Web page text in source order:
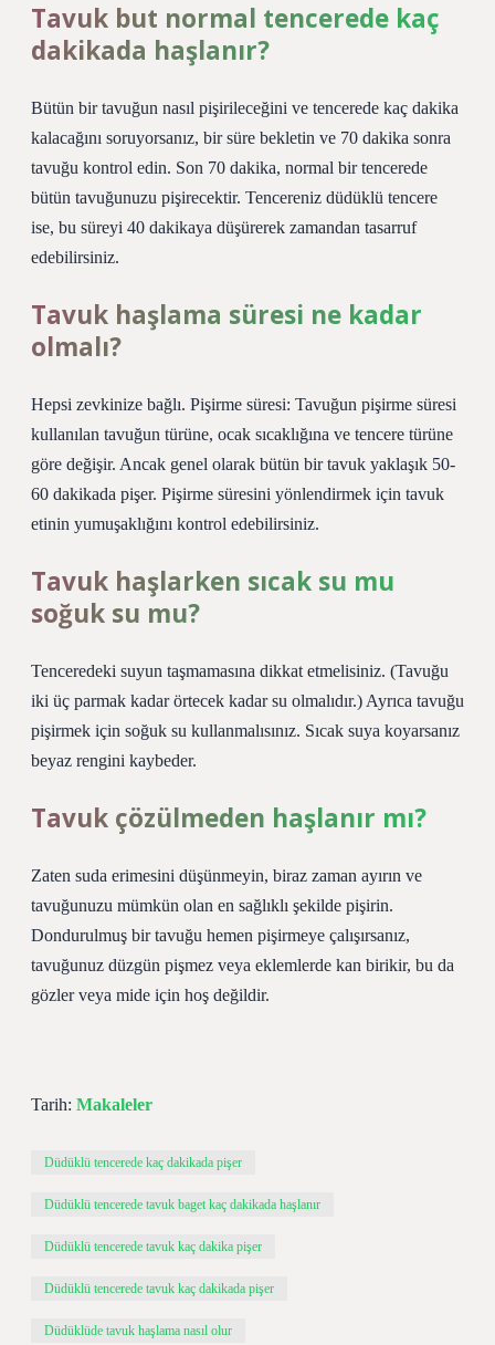
Tavuk but normal tencerede kaç
dakikada haşlanır?
Bütün bir tavuğun nasıl pişirileceğini ve tencerede kaç dakika
kalacağını soruyorsanız, bir süre bekletin ve 70 dakika sonra
tavuğu kontrol edin. Son 70 dakika, normal bir tencerede
bütün tavuğunuzu pişirecektir. Tencereniz düdüklü tencere
ise, bu süreyi 40 dakikaya düşürerek zamandan tasarruf
edebilirsiniz.
Tavuk haşlama süresi ne kadar
olmalı?
Hepsi zevkinize bağlı. Pişirme süresi: Tavuğun pişirme süresi
kullanılan tavuğun türüne, ocak sıcaklığına ve tencere türüne
göre değişir. Ancak genel olarak bütün bir tavuk yaklaşık 50-
60 dakikada pişer. Pişirme süresini yönlendirmek için tavuk
etinin yumuşaklığını kontrol edebilirsiniz.
Tavuk haşlarken sıcak su mu
soğuk su mu?
Tenceredeki suyun taşmamasına dikkat etmelisiniz. (Tavuğu
iki üç parmak kadar örtecek kadar su olmalıdır.) Ayrıca tavuğu
pişirmek için soğuk su kullanmalısınız. Sıcak suya koyarsanız
beyaz rengini kaybeder.
Tavuk çözülmeden haşlanır mı?
Zaten suda erimesini düşünmeyin, biraz zaman ayırın ve
tavuğunuzu mümkün olan en sağlıklı şekilde pişirin.
Dondurulmuş bir tavuğu hemen pişirmeye çalışırsanız,
tavuğunuz düzgün pişmez veya eklemlerde kan birikir, bu da
gözler veya mide için hoş değildir.
Tarih: Makaleler
Düdüklü tencerede kaç dakikada pişer
Düdüklü tencerede tavuk baget kaç dakikada haşlanır
Düdüklü tencerede tavuk kaç dakika pişer
Düdüklü tencerede tavuk kaç dakikada pişer
Düdüklüde tavuk haşlama nasıl olur